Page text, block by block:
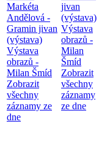
Markéta
Andělová -
Gramin jivan
(výstava)
Výstava
obrazů -
Milan Šmíd
Zobrazit
všechny
záznamy ze
dne
jivan
(výstava)
Výstava
obrazů -
Milan
Šmíd
Zobrazit
všechny
záznamy
ze dne